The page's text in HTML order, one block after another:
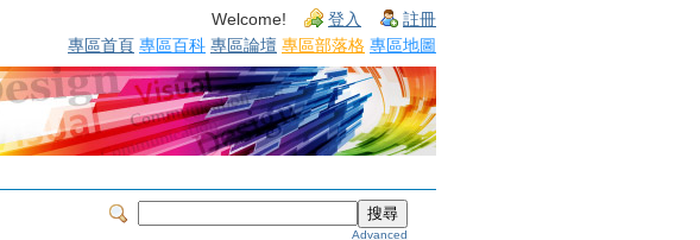
Welcome! 登入 註冊
專區首頁 專區百科 專區論壇 專區部落格 專區地圖
Advanced